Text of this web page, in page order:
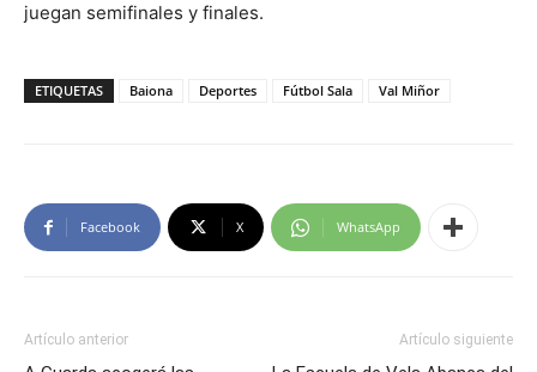
juegan semifinales y finales.
ETIQUETAS Baiona Deportes Fútbol Sala Val Miñor
Facebook X WhatsApp
Artículo anterior Artículo siguiente